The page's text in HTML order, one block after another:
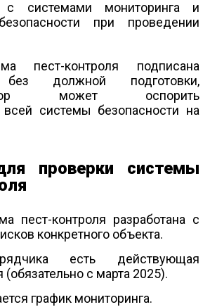
системами мониторинга и
при проведении
пест-контроля подписана
без должной подготовки,
может оспорить
всей системы безопасности на
проверки системы
пест-контроля разработана с
конкретного объекта.
есть действующая
(обязательно с марта 2025).
график мониторинга.